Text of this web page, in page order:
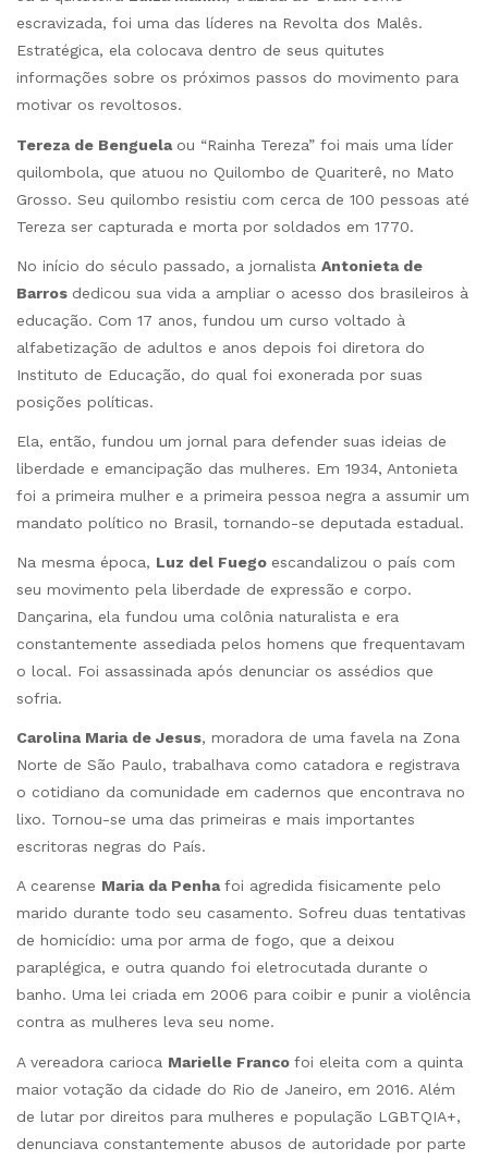
escravizada, foi uma das líderes na Revolta dos Malês.
Estratégica, ela colocava dentro de seus quitutes
informações sobre os próximos passos do movimento para
motivar os revoltosos.
Tereza de Benguela ou “Rainha Tereza” foi mais uma líder
quilombola, que atuou no Quilombo de Quariterê, no Mato
Grosso. Seu quilombo resistiu com cerca de 100 pessoas até
Tereza ser capturada e morta por soldados em 1770.
No início do século passado, a jornalista Antonieta de
Barros dedicou sua vida a ampliar o acesso dos brasileiros à
educação. Com 17 anos, fundou um curso voltado à
alfabetização de adultos e anos depois foi diretora do
Instituto de Educação, do qual foi exonerada por suas
posições políticas.
Ela, então, fundou um jornal para defender suas ideias de
liberdade e emancipação das mulheres. Em 1934, Antonieta
foi a primeira mulher e a primeira pessoa negra a assumir um
mandato político no Brasil, tornando-se deputada estadual.
Na mesma época, Luz del Fuego escandalizou o país com
seu movimento pela liberdade de expressão e corpo.
Dançarina, ela fundou uma colônia naturalista e era
constantemente assediada pelos homens que frequentavam
o local. Foi assassinada após denunciar os assédios que
sofria.
Carolina Maria de Jesus, moradora de uma favela na Zona
Norte de São Paulo, trabalhava como catadora e registrava
o cotidiano da comunidade em cadernos que encontrava no
lixo. Tornou-se uma das primeiras e mais importantes
escritoras negras do País.
A cearense Maria da Penhafoi agredida fisicamente pelo
marido durante todo seu casamento. Sofreu duas tentativas
de homicídio: uma por arma de fogo, que a deixou
paraplégica, e outra quando foi eletrocutada durante o
banho. Uma lei criada em 2006 para coibir e punir a violência
contra as mulheres leva seu nome.
A vereadora carioca Marielle Franco foi eleita com a quinta
maior votação da cidade do Rio de Janeiro, em 2016. Além
de lutar por direitos para mulheres e população LGBTQIA+,
denunciava constantemente abusos de autoridade por parte